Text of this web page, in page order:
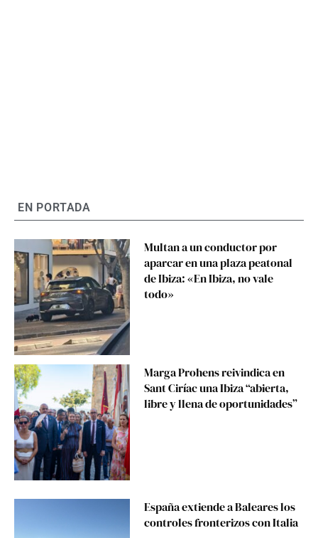
EN PORTADA
Multan a un conductor por
aparcar en una plaza peatonal
de Ibiza: «En Ibiza, no vale
todo»
Marga Prohens reivindica en
Sant Ciríac una Ibiza “abierta,
libre y llena de oportunidades”
España extiende a Baleares los
controles fronterizos con Italia